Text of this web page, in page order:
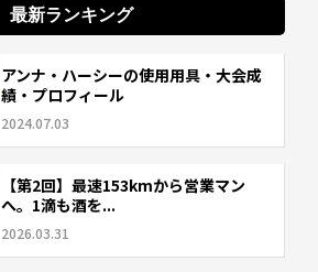
最新ランキング
アンナ・ハーシーの使用用具・大会成
績・プロフィール
2024.07.03
【第2回】最速153kmから営業マン
へ。1滴も酒を...
2026.03.31